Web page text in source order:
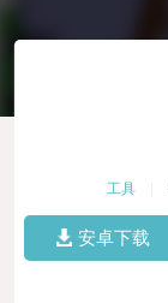
工具
安卓下载